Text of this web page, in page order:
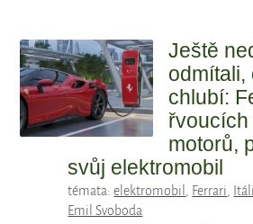
Ještě
odmítali,
chlubí:
motorů,
svůj elektromobil
témata:elektromobil , Ferrari,
Emil Svoboda